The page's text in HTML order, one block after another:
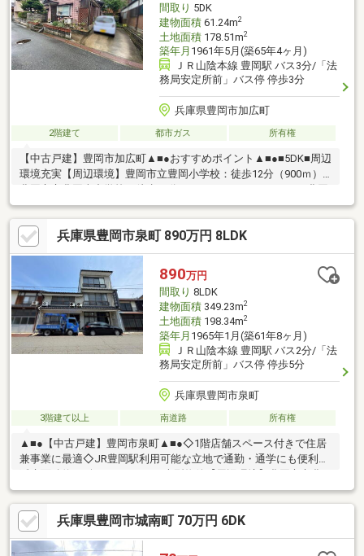
間取り 5DK
建物面積61.24m2
土地面積178.51m2
築年月 1961年5月(築65年4ヶ月)
ＪＲ山陰本線 豊岡駅 バス3分/「法
務局安定所前」バス停 停歩3分
兵庫県豊岡市加広町
2階建て 都市ガス 所有権
【中古戸建】豊岡市加広町▲■●おすすめポイント▲■●■5DK■周辺
環境充実【周辺環境】豊岡市立豊岡小学校：徒歩12分（900ｍ）
加広店：徒歩3分（230ｍ）ファミリーマート豊岡若松店：徒歩6
分（450ｍ）豊岡郵便局：徒歩２分（170ｍ）山陰合同銀行 豊岡支
店：徒歩4分（280ｍ）ゴダイドラッグ豊岡店：徒歩13分（950
ｍ）現地案内随時受け付けております！是非、お問い合わせくだ
兵庫県豊岡市泉町 890万円 8LDK
890万円
間取り 8LDK
建物面積349.23m2
土地面積198.34m2
築年月 1965年1月(築61年8ヶ月)
ＪＲ山陰本線 豊岡駅 バス2分/「法
務局安定所前」バス停 停歩5分
兵庫県豊岡市泉町
3階建て以上 南道路 所有権
▲■●【中古戸建】豊岡市泉町▲■●◇1階店舗スペース付きで住居
兼事業に最適◇JR豊岡駅利用可能な立地で通勤・通学にも便利◇
延床面積約105坪のゆとりある大型物件【周辺環境】豊岡市立豊
岡小学校：徒歩6分(450ｍ)豊岡市立豊岡南中学校：徒歩16分(1100
ｍ)スーパーマルワ 豊岡加広店：徒歩11分(800ｍ)ローソン 豊
岡大手町店：徒歩10分(650ｍ)
兵庫県豊岡市城南町 70万円 6DK